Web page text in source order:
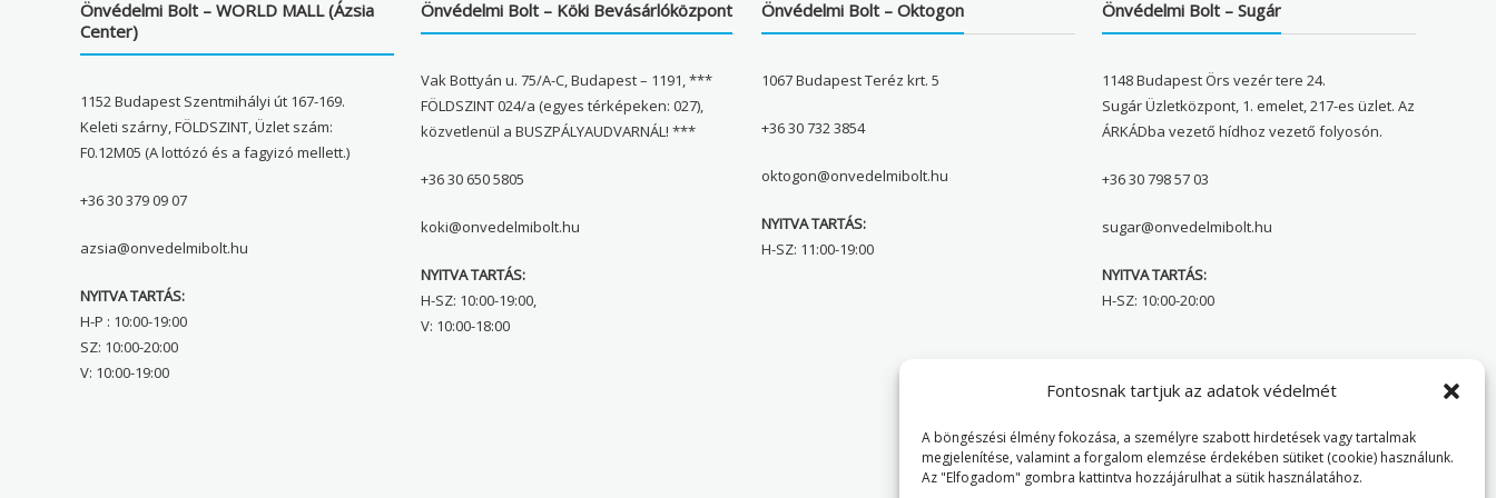
Fontosnak tartjuk az adatok védelmét
A böngészési élmény fokozása, a személyre szabott hirdetések vagy tartalmak
megjelenítése, valamint a forgalom elemzése érdekében sütiket (cookie) használunk.
Az "Elfogadom" gombra kattintva hozzájárulhat a sütik használatához.
Önvédelmi Bolt – WORLD MALL (Ázsia
Center)
1152 Budapest Szentmihályi út 167-169.
Keleti szárny, FÖLDSZINT, Üzlet szám:
F0.12M05 (A lottózó és a fagyizó mellett.)
+36 30 379 09 07
azsia@onvedelmibolt.hu
NYITVA TARTÁS:
H-P : 10:00-19:00
SZ: 10:00-20:00
V: 10:00-19:00
Önvédelmi Bolt – Köki Bevásárlóközpont
Vak Bottyán u. 75/A-C, Budapest – 1191, ***
FÖLDSZINT 024/a (egyes térképeken: 027),
közvetlenül a BUSZPÁLYAUDVARNÁL! ***
+36 30 650 5805
koki@onvedelmibolt.hu
NYITVA TARTÁS:
H-SZ: 10:00-19:00,
V: 10:00-18:00
Önvédelmi Bolt – Oktogon
1067 Budapest Teréz krt. 5
+36 30 732 3854
oktogon@onvedelmibolt.hu
NYITVA TARTÁS:
H-SZ: 11:00-19:00
Önvédelmi Bolt – Sugár
1148 Budapest Örs vezér tere 24.
Sugár Üzletközpont, 1. emelet, 217-es üzlet. Az
ÁRKÁDba vezető hídhoz vezető folyosón.
+36 30 798 57 03
sugar@onvedelmibolt.hu
NYITVA TARTÁS:
H-SZ: 10:00-20:00
Önvédelmi Bolt – Főoldal
Cookie Policy